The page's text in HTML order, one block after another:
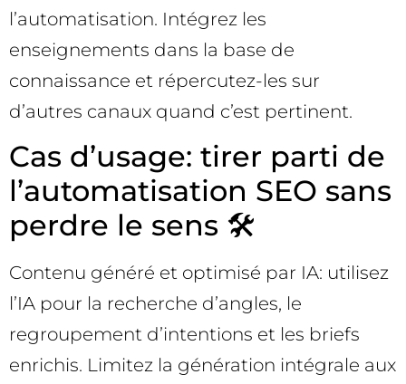
l’automatisation. Intégrez les
enseignements dans la base de
connaissance et répercutez-les sur
d’autres canaux quand c’est pertinent.
Cas d’usage: tirer parti de
l’automatisation SEO sans
perdre le sens 🛠️
Contenu généré et optimisé par IA: utilisez
l’IA pour la recherche d’angles, le
regroupement d’intentions et les briefs
enrichis. Limitez la génération intégrale aux